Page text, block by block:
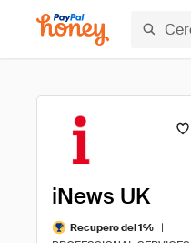
iNews UK
Recupero del 1%
|